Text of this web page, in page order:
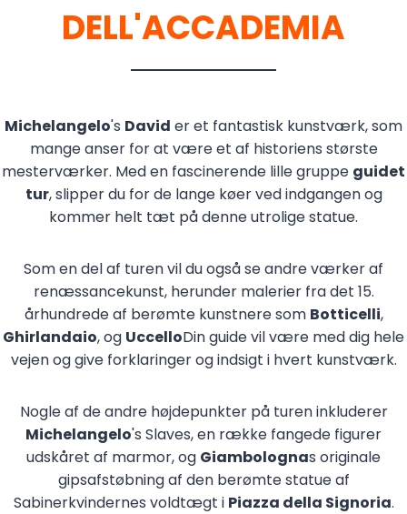
DELL'ACCADEMIA
Michelangelo's David er et fantastisk kunstværk, som
mange anser for at være et af historiens største
mesterværker. Med en fascinerende lille gruppe guidet
tur, slipper du for de lange køer ved indgangen og
kommer helt tæt på denne utrolige statue.
Som en del af turen vil du også se andre værker af
renæssancekunst, herunder malerier fra det 15.
århundrede af berømte kunstnere som Botticelli,
Ghirlandaio, og UccelloDin guide vil være med dig hele
vejen og give forklaringer og indsigt i hvert kunstværk.
Nogle af de andre højdepunkter på turen inkluderer
Michelangelo's Slaves, en række fangede figurer
udskåret af marmor, og Giambolognas originale
gipsafstøbning af den berømte statue af
Sabinerkvindernes voldtægt i Piazza della Signoria.